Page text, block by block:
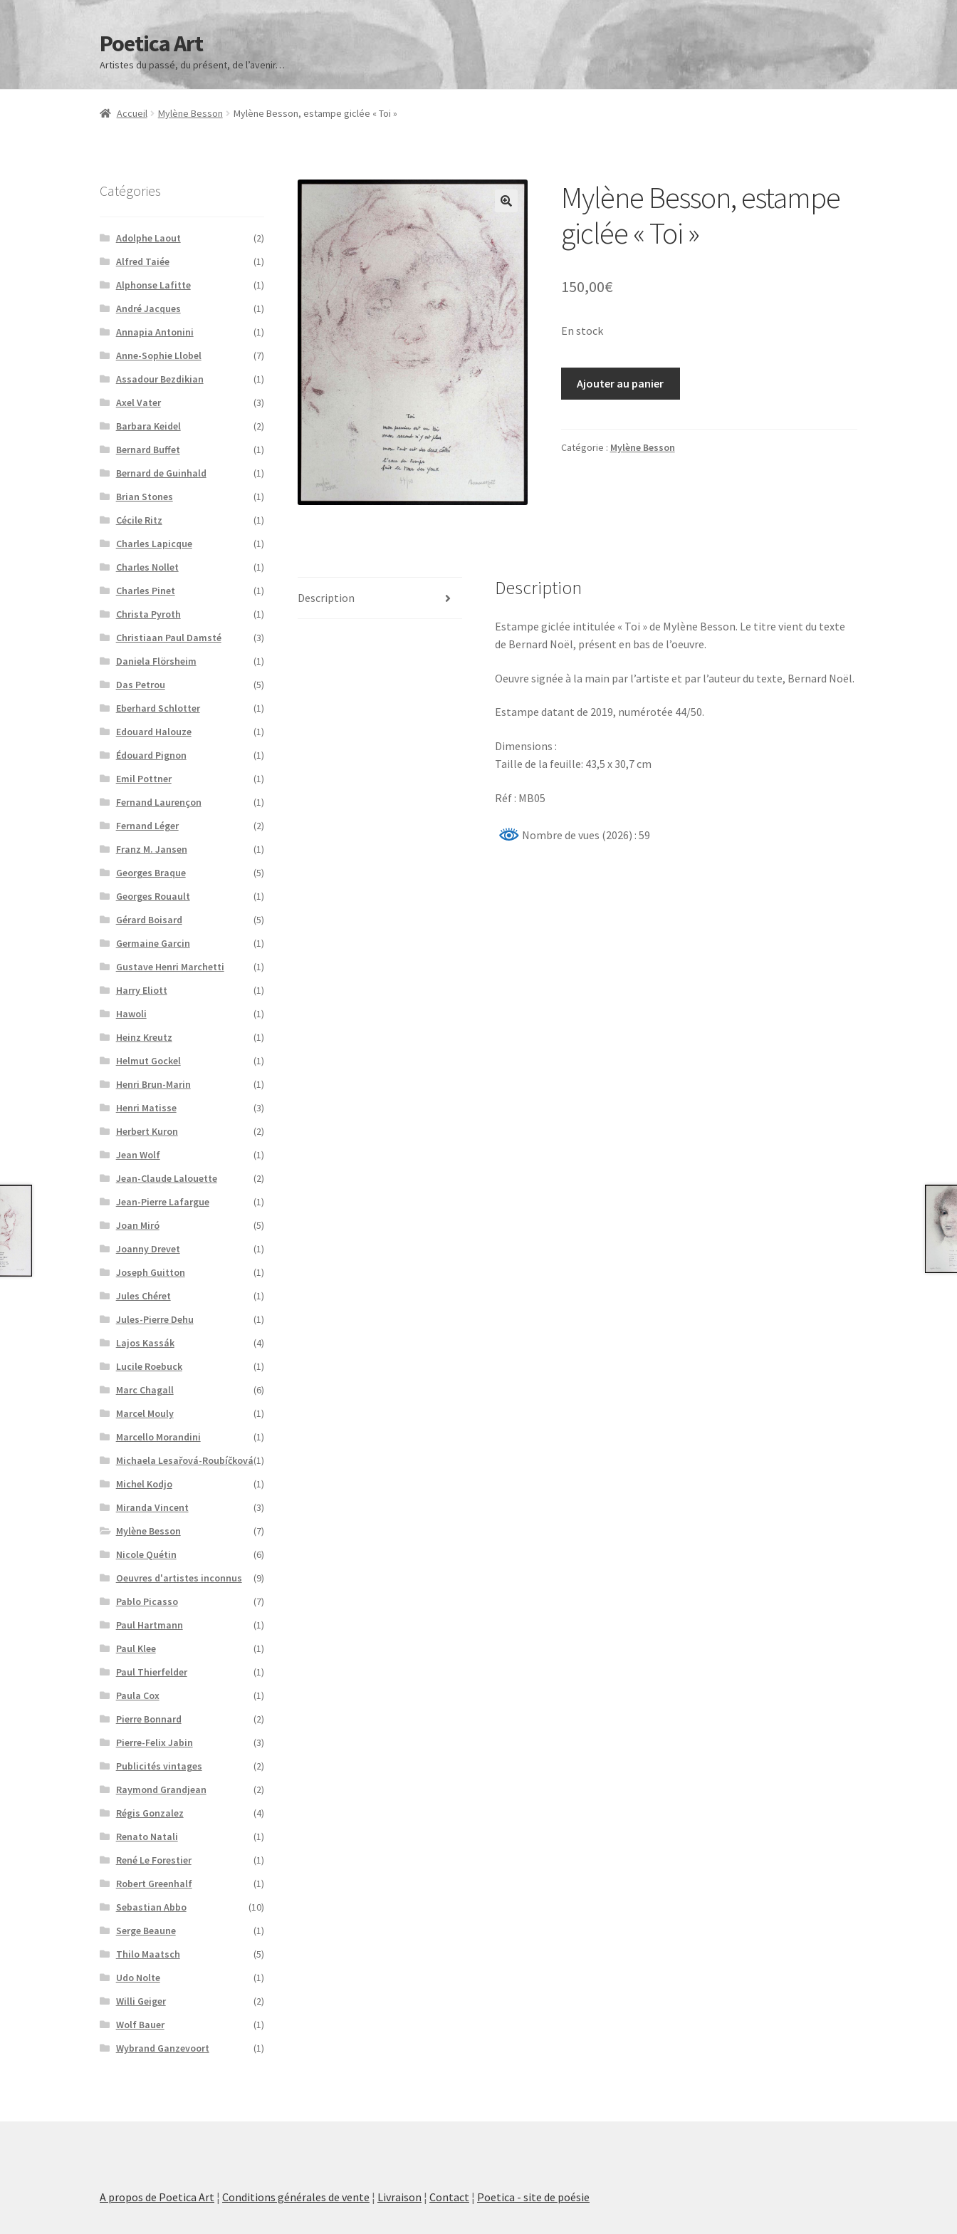
Aller
à
la
navigation
Aller
au
contenu
Poetica Art
Artistes du passé, du présent, de l’avenir…
Accueil Mylène Besson Mylène Besson, estampe giclée « Toi »
Mylène Besson, estampe
giclée « Toi »
150,00€
En stock
estampe
Ajouter au panier
Catégorie : Mylène Besson
Description Description
Estampe giclée intitulée « Toi » de Mylène Besson. Le titre vient du texte
de Bernard Noël, présent en bas de l’oeuvre.
Oeuvre signée à la main par l’artiste et par l’auteur du texte, Bernard Noël.
Estampe datant de 2019, numérotée 44/50.
Dimensions :
Taille de la feuille: 43,5 x 30,7 cm
Réf : MB05
Nombre de vues (2026) : 59
Catégories
Adolphe Laout
(2)
Alfred Taiée
(1)
Alphonse Lafitte
(1)
André Jacques
(1)
Annapia Antonini
(1)
Anne-Sophie Llobel
(7)
Assadour Bezdikian
(1)
Axel Vater
(3)
Barbara Keidel
(2)
Bernard Buffet
(1)
Bernard de Guinhald
(1)
Brian Stones
(1)
Cécile Ritz
(1)
Charles Lapicque
(1)
Charles Nollet
(1)
Charles Pinet
(1)
Christa Pyroth
(1)
Christiaan Paul Damsté
(3)
Daniela Flörsheim
(1)
Das Petrou
(5)
Eberhard Schlotter
(1)
Edouard Halouze
(1)
Édouard Pignon
(1)
Emil Pottner
(1)
Fernand Laurençon
(1)
Fernand Léger
(2)
Franz M. Jansen
(1)
Georges Braque
(5)
Georges Rouault
(1)
Gérard Boisard
(5)
Germaine Garcin
(1)
Gustave Henri Marchetti
(1)
Harry Eliott
(1)
Hawoli
(1)
Heinz Kreutz
(1)
Helmut Gockel
(1)
Henri Brun-Marin
(1)
Henri Matisse
(3)
Herbert Kuron
(2)
Jean Wolf
(1)
Jean-Claude Lalouette
(2)
Jean-Pierre Lafargue
(1)
Joan Miró
(5)
Joanny Drevet
(1)
Joseph Guitton
(1)
Jules Chéret
(1)
Jules-Pierre Dehu
(1)
Lajos Kassák
(4)
Lucile Roebuck
(1)
Marc Chagall
(6)
Marcel Mouly
(1)
Marcello Morandini
(1)
Michaela Lesařová-Roubíčková(1)
Michel Kodjo
(1)
Miranda Vincent
(3)
Mylène Besson
(7)
Nicole Quétin
(6)
Oeuvres d'artistes inconnus
(9)
Pablo Picasso
(7)
Paul Hartmann
(1)
Paul Klee
(1)
Paul Thierfelder
(1)
Paula Cox
(1)
Pierre Bonnard
(2)
Pierre-Felix Jabin
(3)
Publicités vintages
(2)
Raymond Grandjean
(2)
Régis Gonzalez
(4)
Renato Natali
(1)
René Le Forestier
(1)
Robert Greenhalf
(1)
Sebastian Abbo
(10)
Serge Beaune
(1)
Thilo Maatsch
(5)
Udo Nolte
(1)
Willi Geiger
(2)
Wolf Bauer
(1)
Wybrand Ganzevoort
(1)
A propos de Poetica Art ¦Conditions générales de vente ¦ Livraison ¦Contact ¦ Poetica - site de poésie